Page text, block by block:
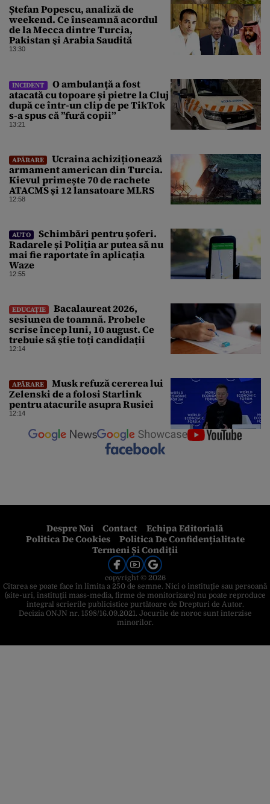
Ștefan Popescu, analiză de
weekend. Ce înseamnă acordul
de la Mecca dintre Turcia,
Pakistan şi Arabia Saudită
13:30
INCIDENT
O ambulanţă a fost
atacată cu topoare și pietre la Cluj
după ce într-un clip de pe TikTok
s-a spus că ”fură copii”
13:21
APĂRARE
Ucraina achiziționează
armament american din Turcia.
Kievul primește 70 de rachete
ATACMS și 12 lansatoare MLRS
12:58
AUTO
Schimbări pentru șoferi.
Radarele și Poliția ar putea să nu
mai fie raportate în aplicația
Waze
12:55
EDUCAȚIE
Bacalaureat 2026,
sesiunea de toamnă. Probele
scrise încep luni, 10 august. Ce
trebuie să știe toți candidații
12:14
APĂRARE
Musk refuză cererea lui
Zelenski de a folosi Starlink
pentru atacurile asupra Rusiei
12:14
Despre Noi Contact
Echipa Editorială
Politica De Cookies
Politica De Confidențialitate
Termeni Și Condiții
copyright © 2026
Citarea se poate face în limita a 250 de semne. Nici o instituţie sau persoană
(site-uri, instituţii mass-media, firme de monitorizare) nu poate reproduce
integral scrierile publicistice purtătoare de Drepturi de Autor.
Decizia ONJN nr. 1598/16.09.2021. Jocurile de noroc sunt interzise
minorilor.